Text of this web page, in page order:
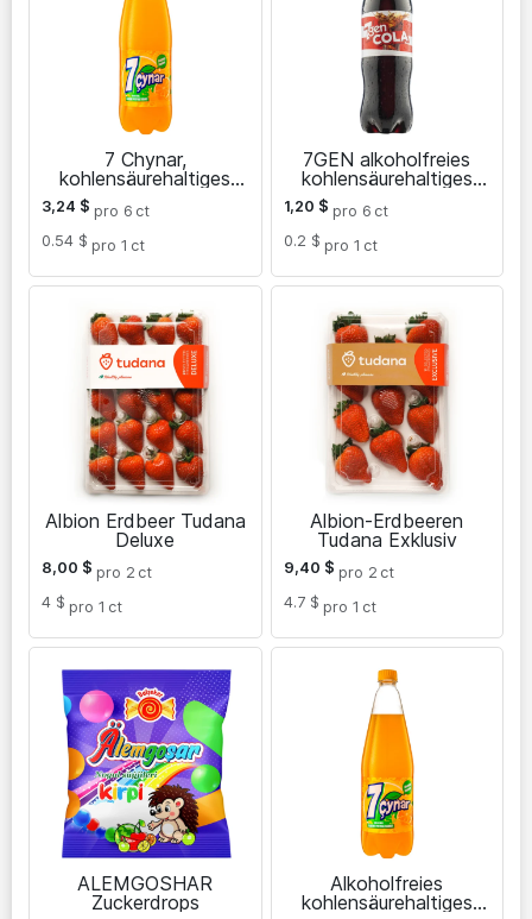
7 Chynar,
kohlensäurehaltiges
Orangengeschmack 1,5
L
3,24 $ pro 6 ct
0.54 $ pro 1 ct
7GEN alkoholfreies
kohlensäurehaltiges
1,20 $ pro 6 ct
0.2 $ pro 1 ct
Albion Erdbeer Tudana
Deluxe
8,00 $ pro 2 ct
4 $ pro 1 ct
Albion-Erdbeeren
Tudana Exklusiv
9,40 $ pro 2 ct
4.7 $ pro 1 ct
ALEMGOSHAR
Zuckerdrops
Alkoholfreies
kohlensäurehaltiges